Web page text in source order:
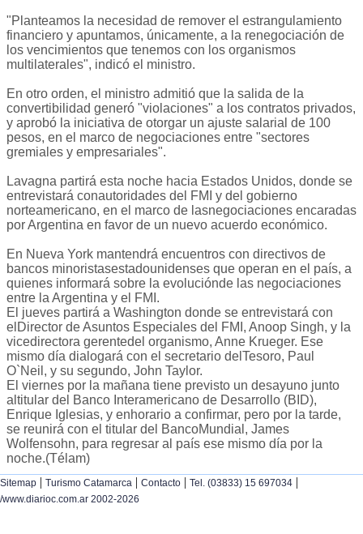
"Planteamos la necesidad de remover el estrangulamiento
financiero y apuntamos, únicamente, a la renegociación de
los vencimientos que tenemos con los organismos
multilaterales", indicó el ministro.
En otro orden, el ministro admitió que la salida de la
convertibilidad generó "violaciones" a los contratos privados,
y aprobó la iniciativa de otorgar un ajuste salarial de 100
pesos, en el marco de negociaciones entre "sectores
gremiales y empresariales".
Lavagna partirá esta noche hacia Estados Unidos, donde se
entrevistará conautoridades del FMI y del gobierno
norteamericano, en el marco de lasnegociaciones encaradas
por Argentina en favor de un nuevo acuerdo económico.
En Nueva York mantendrá encuentros con directivos de
bancos minoristasestadounidenses que operan en el país, a
quienes informará sobre la evoluciónde las negociaciones
entre la Argentina y el FMI.
El jueves partirá a Washington donde se entrevistará con
elDirector de Asuntos Especiales del FMI, Anoop Singh, y la
vicedirectora gerentedel organismo, Anne Krueger. Ese
mismo día dialogará con el secretario delTesoro, Paul
O`Neil, y su segundo, John Taylor.
El viernes por la mañana tiene previsto un desayuno junto
altitular del Banco Interamericano de Desarrollo (BID),
Enrique Iglesias, y enhorario a confirmar, pero por la tarde,
se reunirá con el titular del BancoMundial, James
Wolfensohn, para regresar al país ese mismo día por la
noche.(Télam)
Sitemap | Turismo Catamarca | Contacto | Tel. (03833) 15 697034 |
/www.diarioc.com.ar 2002-2026